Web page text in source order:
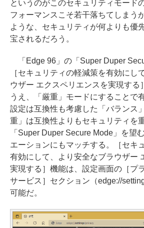
というのがこのセキュリティモード
フォーマンスこそ若干落ちてしまう
ような、セキュリティが何よりも優
宝されるだろう。
「Edge 96」の「Super Duper
［セキュリティの軽減策を有効にし
ウザー エクスペリエンスを実現する
うえ、「厳重」モードにすることで
設定は互換性も考慮した「バランス
重」は互換性よりもセキュリティを
「Super Duper Secure Mode」を望
エーションにもマッチする。［セキ
有効にして、より安全なブラウザー
実現する］機能は、設定画面の［プ
サービス］セクション（edge://
可能だ。